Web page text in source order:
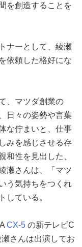
を創造することを
ナーとして、綾瀬
依頼した格好にな
、マツダ創業の
日々の姿勢や言葉
な佇まいと、仕事
みを感じさせる存
和性を見出した、
瀬さんは、「マツ
う気持ちをつくれ
している。
CX-5 の新テレビC
さんは出演してお